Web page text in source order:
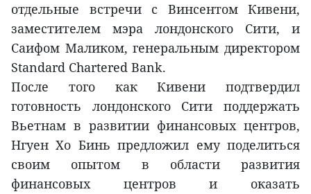
отдельные встречи с Винсентом Кивени,
заместителем мэра лондонского Сити, и
Саифом Маликом, генеральным директором
Standard Chartered Bank.
После того как Кивени подтвердил
готовность лондонского Сити поддержать
Вьетнам в развитии финансовых центров,
Нгуен Хо Бинь предложил ему поделиться
своим опытом в области развития
финансовых центров и оказать